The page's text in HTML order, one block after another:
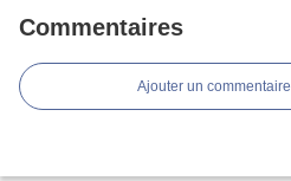
Commentaires
Ajouter un commentaire